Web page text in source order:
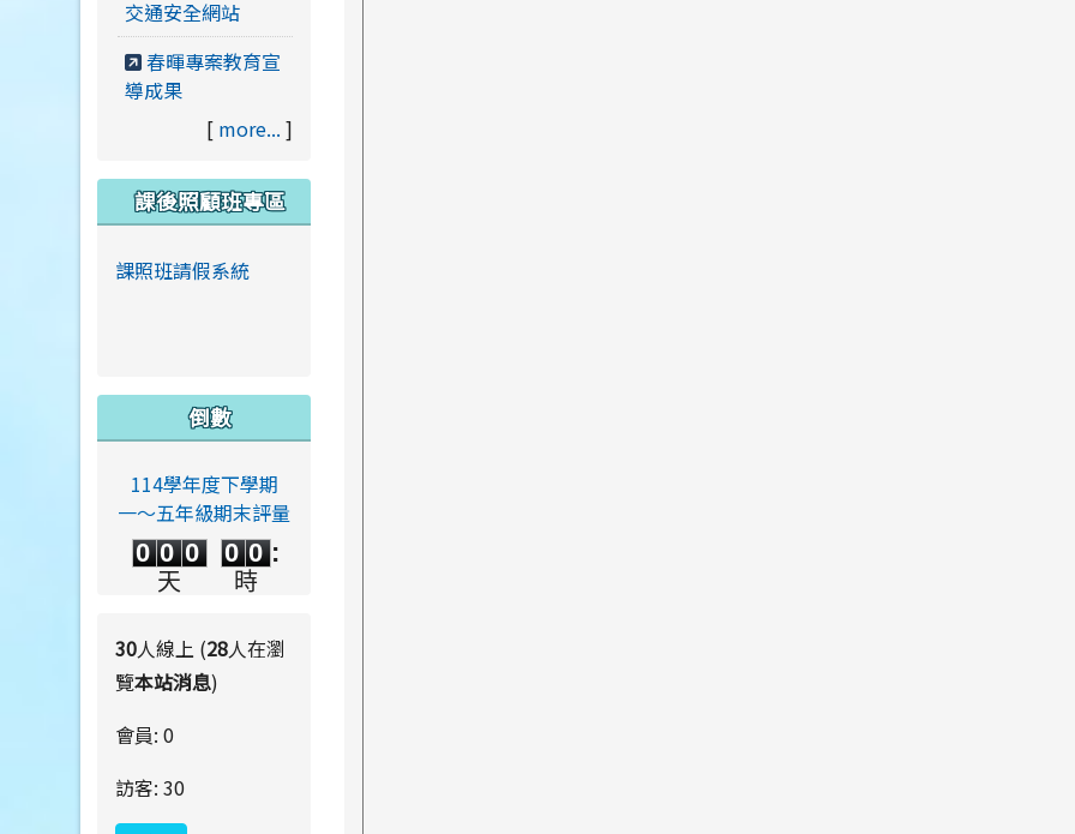
交通安全網站
春暉專案教育宣
導成果
[ more... ]
課後照顧班專區
課照班請假系統
倒數
114學年度下學期
一～五年級期末評量
0
0
0
0
0
0
天
0
0
0
0
時
:
0 0
分
0
秒
30人線上 (28人在瀏
覽本站消息)
會員: 0
訪客: 30